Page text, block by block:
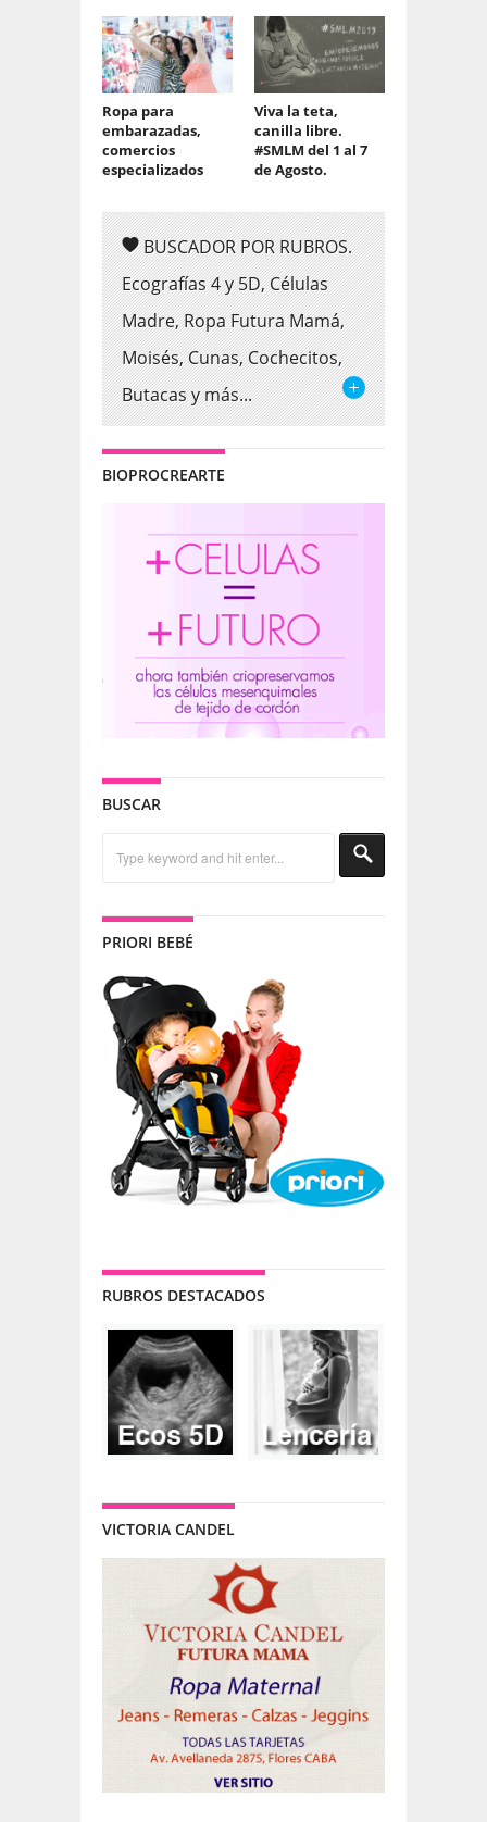
Ropa para
embarazadas,
comercios
especializados
Viva la teta,
canilla libre.
#SMLM del 1 al 7
de Agosto.
BUSCADOR POR RUBROS.
Ecografías 4 y 5D, Células
Madre, Ropa Futura Mamá,
Moisés, Cunas, Cochecitos,
Butacas y más...
BIOPROCREARTE
BUSCAR
PRIORI BEBÉ
RUBROS DESTACADOS
VICTORIA CANDEL